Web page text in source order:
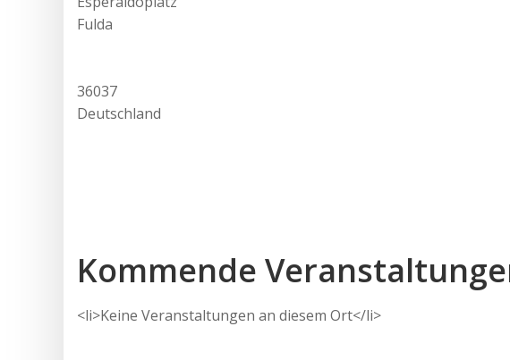
Fulda
36037
Deutschland
Kommende
<li>Keine Veranstaltungen an diesem Ort</li>